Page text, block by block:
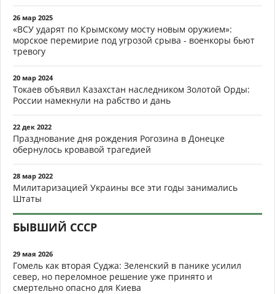
26 мар 2025
«ВСУ ударят по Крымскому мосту новым оружием»:
морское перемирие под угрозой срыва - военкоры бьют
тревогу
20 мар 2024
Токаев объявил Казахстан наследником Золотой Орды:
России намекнули на рабство и дань
22 дек 2022
Празднование дня рождения Рогозина в Донецке
обернулось кровавой трагедией
28 мар 2022
Милитаризацией Украины все эти годы занимались
Штаты
БЫВШИЙ СССР
29 мая 2026
Гомель как вторая Суджа: Зеленский в панике усилил
север, но переломное решение уже принято и
смертельно опасно для Киева